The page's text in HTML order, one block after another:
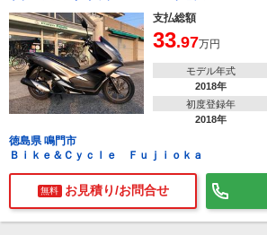
支払総額
33.97万円
モデル年式
2018年
初度登録年
2018年
徳島県 鳴門市
Ｂｉｋｅ＆Ｃｙｃｌｅ Ｆｕｊｉｏｋａ
無料 お見積り/お問合せ